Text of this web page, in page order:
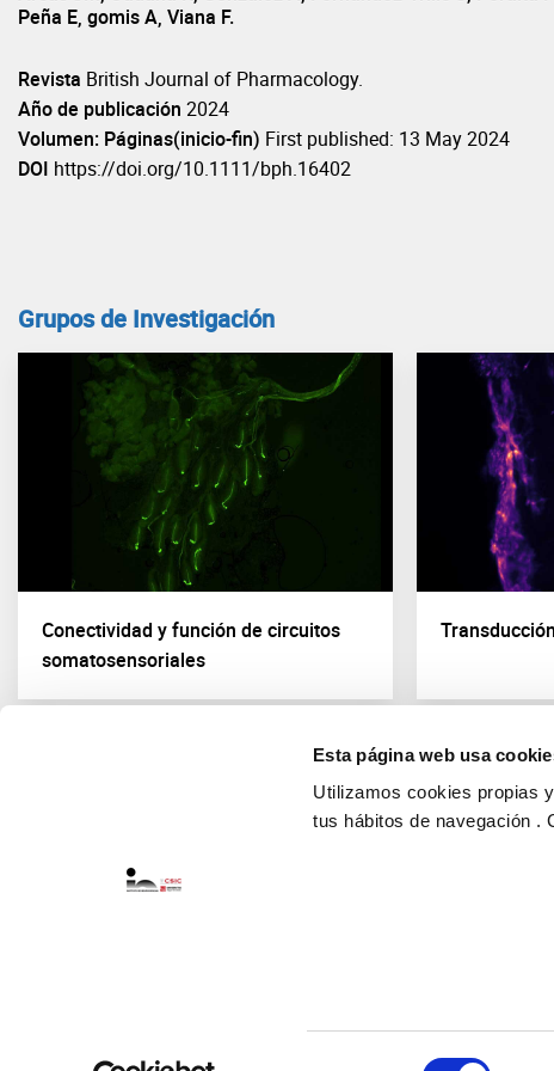
Esta página web usa
Utilizamos cookies propias
tus hábitos de navegación .
Peña E, gomis A, Viana F.
Revista British Journal of Pharmacology.
Año de publicación 2024
Volumen: Páginas(inicio-fin) First published: 13 May 2024
DOI https://doi.org/10.1111/bph.16402
Grupos de Investigación
Conectividad y función de circuitos
somatosensoriales